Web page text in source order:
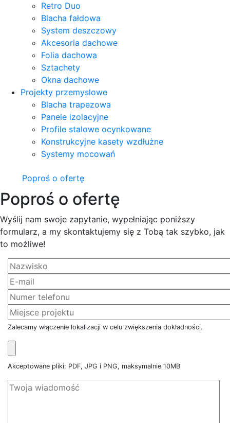
Retro Duo
Blacha fałdowa
System deszczowy
Akcesoria dachowe
Folia dachowa
Sztachety
Okna dachowe
Projekty przemyslowe
Blacha trapezowa
Panele izolacyjne
Profile stalowe ocynkowane
Konstrukcyjne kasety wzdłużne
Systemy mocowań
Poproś o ofertę
Poproś o ofertę
Wyślij nam swoje zapytanie, wypełniając poniższy
formularz, a my skontaktujemy się z Tobą tak szybko, jak
to możliwe!
Zalecamy włączenie lokalizacji w celu zwiększenia dokładności.
Akceptowane pliki: PDF, JPG i PNG, maksymalnie 10MB